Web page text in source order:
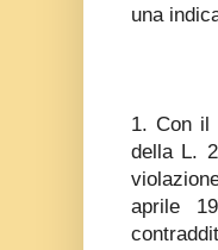
una
1. Con il
della L.
aprile